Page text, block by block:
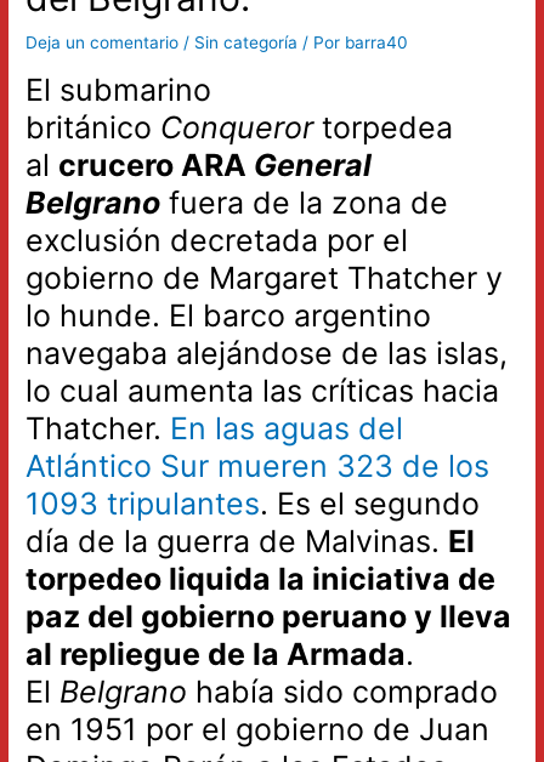
Deja un comentario / Sin categoría / Por barra40
El submarino
británico Conquerortorpedea
al crucero ARA General
Belgrano fuera de la zona de
exclusión decretada por el
gobierno de Margaret Thatcher y
lo hunde. El barco argentino
navegaba alejándose de las islas,
lo cual aumenta las críticas hacia
Thatcher. En las aguas del
Atlántico Sur mueren 323 de los
1093 tripulantes. Es el segundo
día de la guerra de Malvinas. El
torpedeo liquida la iniciativa de
paz del gobierno peruano y lleva
al repliegue de la Armada.
El Belgrano había sido comprado
en 1951 por el gobierno de Juan